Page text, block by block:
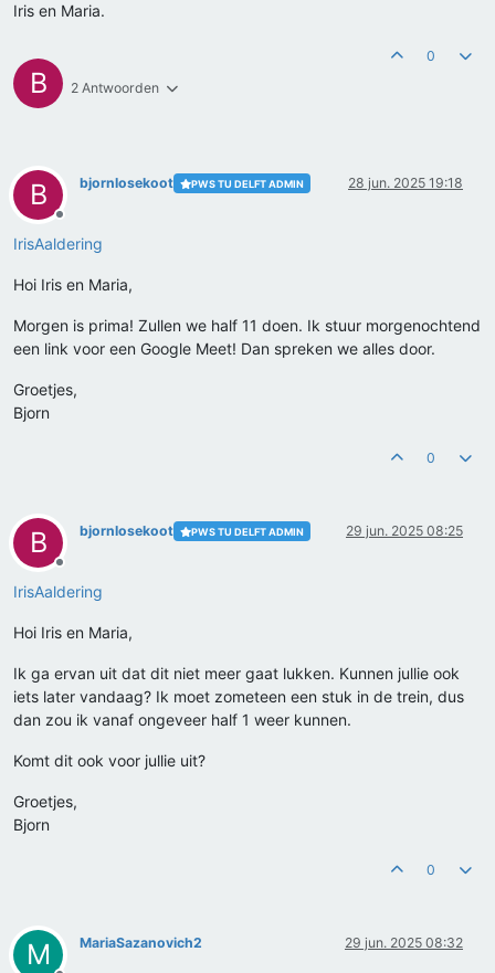
Iris en Maria.
B 2 Antwoorden
0
B
Offline
bjornlosekoot PWS TU DELFT ADMIN 28 jun. 2025 19:18
IrisAaldering
Hoi Iris en Maria,
Morgen is prima! Zullen we half 11 doen. Ik stuur morgenochtend
een link voor een Google Meet! Dan spreken we alles door.
Groetjes,
Bjorn
0
B
Offline
bjornlosekoot PWS TU DELFT ADMIN 29 jun. 2025 08:25
IrisAaldering
Hoi Iris en Maria,
Ik ga ervan uit dat dit niet meer gaat lukken. Kunnen jullie ook
iets later vandaag? Ik moet zometeen een stuk in de trein, dus
dan zou ik vanaf ongeveer half 1 weer kunnen.
Komt dit ook voor jullie uit?
Groetjes,
Bjorn
0
M MariaSazanovich2 29 jun. 2025 08:32